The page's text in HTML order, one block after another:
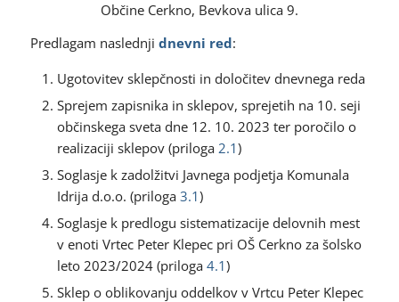
Občine Cerkno, Bevkova ulica 9.
Predlagam naslednji dnevni red:
Ugotovitev sklepčnosti in določitev dnevnega reda
Sprejem zapisnika in sklepov, sprejetih na 10. seji
občinskega sveta dne 12. 10. 2023 ter poročilo o
realizaciji sklepov (priloga 2.1)
Soglasje k zadolžitvi Javnega podjetja Komunala
Idrija d.o.o. (priloga 3.1)
Soglasje k predlogu sistematizacije delovnih mest
v enoti Vrtec Peter Klepec pri OŠ Cerkno za šolsko
leto 2023/2024 (priloga 4.1)
Sklep o oblikovanju oddelkov v Vrtcu Peter Klepec